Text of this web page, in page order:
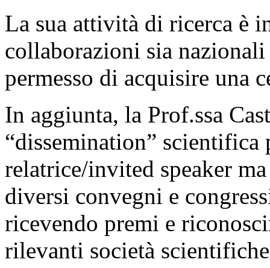
La sua attività di ricerca è
collaborazioni sia
permesso di acquisire una
In aggiunta, la Prof.ssa
“dissemination” scientifica
relatrice/invited speaker
diversi convegni e
ricevendo premi e
rilevanti società